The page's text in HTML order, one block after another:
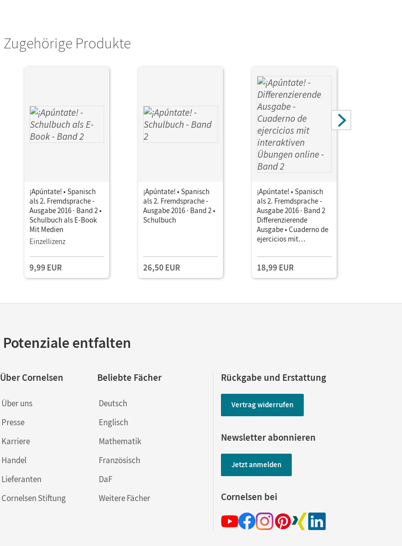
Zugehörige Produkte
¡Apúntate! • Spanisch
als 2. Fremdsprache -
Ausgabe 2016 · Band 2 •
Schulbuch als E-Book
Mit Medien
Einzellizenz
9,99 EUR
¡Apúntate! • Spanisch
als 2. Fremdsprache -
Ausgabe 2016 · Band 2 •
Schulbuch
26,50 EUR
¡Apúntate! • Spanisch
als 2. Fremdsprache -
Ausgabe 2016 · Band 2
Differenzierende
Ausgabe • Cuaderno de
ejercicios mit
online Mit eingelegtem
Förderheft und Audios
online
18,99 EUR
Potenziale entfalten
Über Cornelsen
Über uns
Presse
Karriere
Handel
Lieferanten
Cornelsen Stiftung
Beliebte Fächer
Deutsch
Englisch
Mathematik
Französisch
DaF
Weitere Fächer
Rückgabe und Erstattung
Vertrag widerrufen
Newsletter abonnieren
Jetzt anmelden
Cornelsen bei